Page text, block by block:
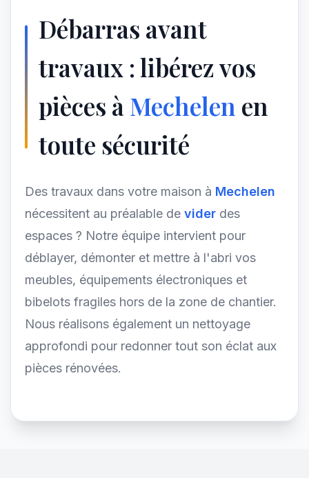
Débarras avant
travaux : libérez vos
pièces àMechelen en
toute sécurité
Des travaux dans votre maison à Mechelen
nécessitent au préalable de vider des
espaces ? Notre équipe intervient pour
déblayer, démonter et mettre à l'abri vos
meubles, équipements électroniques et
bibelots fragiles hors de la zone de chantier.
Nous réalisons également un nettoyage
approfondi pour redonner tout son éclat aux
pièces rénovées.